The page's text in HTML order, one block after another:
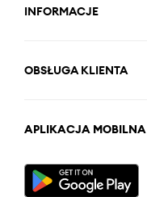
INFORMACJE
OBSŁUGA KLIENTA
APLIKACJA MOBILNA